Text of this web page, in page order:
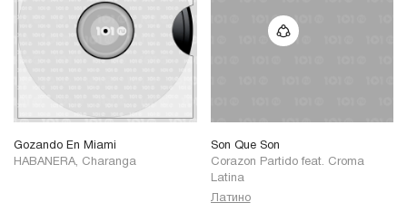
Gozando En Miami
HABANERA, Charanga
Son Que Son
Corazon Partido feat. Croma
Latina
Латино